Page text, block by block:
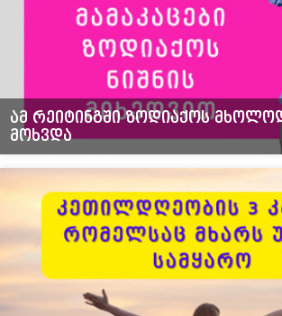
ამ რეიტინგში ზოდიაქოს მხოლოდ
მოხვდა